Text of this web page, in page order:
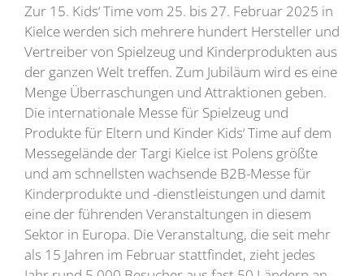
Zur 15. Kids‘ Time vom 25. bis 27. Februar 2025 in
Kielce werden sich mehrere hundert Hersteller und
Vertreiber von Spielzeug und Kinderprodukten aus
der ganzen Welt treffen. Zum Jubiläum wird es eine
Menge Überraschungen und Attraktionen geben.
Die internationale Messe für Spielzeug und
Produkte für Eltern und Kinder Kids‘ Time auf dem
Messegelände der Targi Kielce ist Polens größte
und am schnellsten wachsende B2B-Messe für
Kinderprodukte und -dienstleistungen und damit
eine der führenden Veranstaltungen in diesem
Sektor in Europa. Die Veranstaltung, die seit mehr
als 15 Jahren im Februar stattfindet, zieht jedes